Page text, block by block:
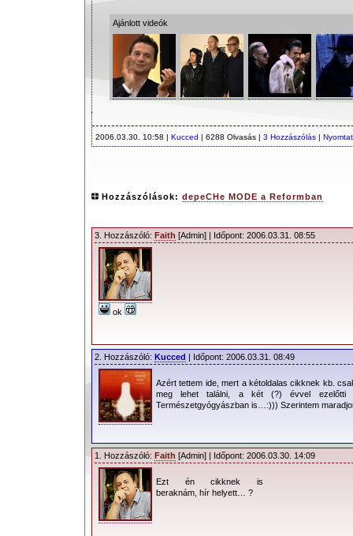
Ajánlott videók
2006.03.30. 10:58 | Kucced | 6288 Olvasás | 3 Hozzászólás |
Hozzászólások: depeCHe MODE a Reformban
3. Hozzászóló: Faith [Admin] | Időpont: 2006.03.31. 08:55
ok
2. Hozzászóló: Kucced | Időpont: 2006.03.31. 08:49
Azért tettem ide, mert a kétoldalas cikknek kb.
meg lehet találni, a két (?) évvel ezelőtti
Természetgyógyászban is…:))) Szerintem
1. Hozzászóló: Faith [Admin] | Időpont: 2006.03.30. 14:09
Ezt én cikknek is
beraknám, hír helyett… ?